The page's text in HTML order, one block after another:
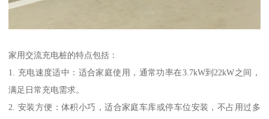
家用交流充电桩的特点包括：
1. 充电速度适中：适合家庭使用，通常功率在3.7kW到22kW之间，
满足日常充电需求。
2. 安装方便：体积小巧，适合家庭车库或停车位安装，不占用过多